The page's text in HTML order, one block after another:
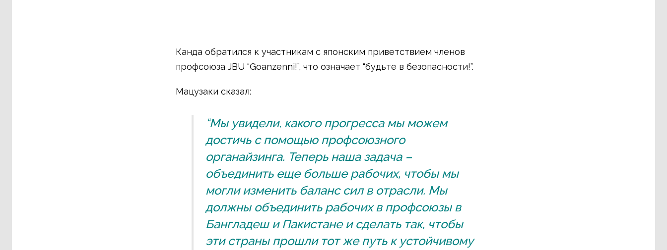
Канда обратился к участникам с японским приветствием членов
профсоюза JBU “Goanzenni!”, что означает “будьте в безопасности!”.
Мацузаки сказал:
“Мы увидели, какого прогресса мы можем
достичь с помощью профсоюзного
органайзинга. Теперь наша задача –
объединить еще больше рабочих, чтобы мы
могли изменить баланс сил в отрасли. Мы
должны объединить рабочих в профсоюзы в
Бангладеш и Пакистане и сделать так, чтобы
эти страны прошли тот же путь к устойчивому